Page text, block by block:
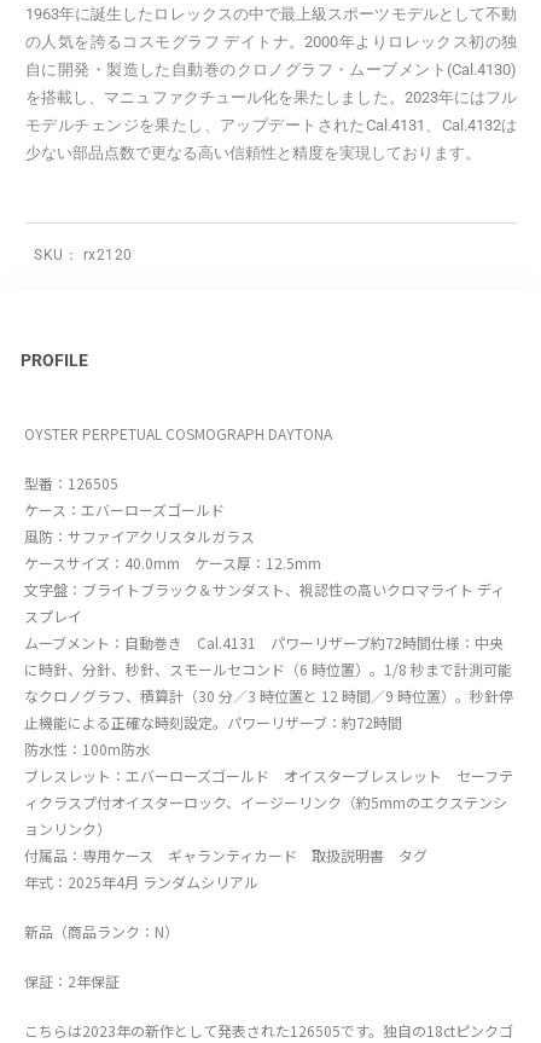
1963年に誕生したロレックスの中で最上級スポーツモデルとして不動
の人気を誇るコスモグラフ デイトナ。2000年よりロレックス初の独
自に開発・製造した自動巻のクロノグラフ・ムーブメント(Cal.4130)
を搭載し、マニュファクチュール化を果たしました。2023年にはフル
モデルチェンジを果たし、アップデートされたCal.4131、Cal.4132は
少ない部品点数で更なる高い信頼性と精度を実現しております。
SKU： rx2120
PROFILE
OYSTER PERPETUAL COSMOGRAPH DAYTONA
型番：126505
ケース：エバーローズゴールド
風防：サファイアクリスタルガラス
ケースサイズ：40.0mm ケース厚：12.5mm
文字盤：ブライトブラック＆サンダスト、視認性の高いクロマライト ディ
スプレイ
ムーブメント：自動巻き Cal.4131 パワーリザーブ約72時間仕様：中央
に時針、分針、秒針、スモールセコンド（6 時位置）。1/8 秒まで計測可能
なクロノグラフ、積算計（30 分／3 時位置と 12 時間／9 時位置）。秒針停
止機能による正確な時刻設定。パワーリザーブ：約72時間
防水性：100m防水
ブレスレット：エバーローズゴールド オイスターブレスレット セーフテ
ィクラスプ付オイスターロック、イージーリンク（約5mmのエクステンシ
ョンリンク）
付属品：専用ケース ギャランティカード 取扱説明書 タグ
年式：2025年4月 ランダムシリアル
新品（商品ランク：N）
保証：2年保証
こちらは2023年の新作として発表された126505です。独自の18ctピンクゴ